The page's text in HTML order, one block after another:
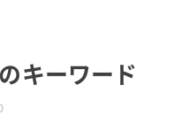
キーワード